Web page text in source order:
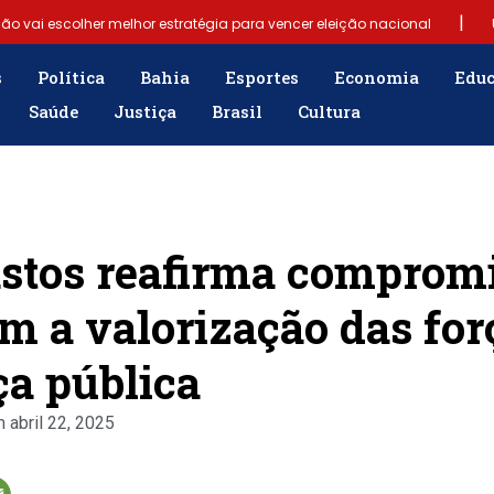
vai escolher melhor estratégia para vencer eleição nacional |
Samuel Júnior luta em prol dos profissionais de contabilidade
para população “Tomamos a decisão de caminhar com
Política Bahia Esportes Economia
Saúde
Justiça Brasil Cultura
reafirma
a valorização das
pública
abril 22, 2025